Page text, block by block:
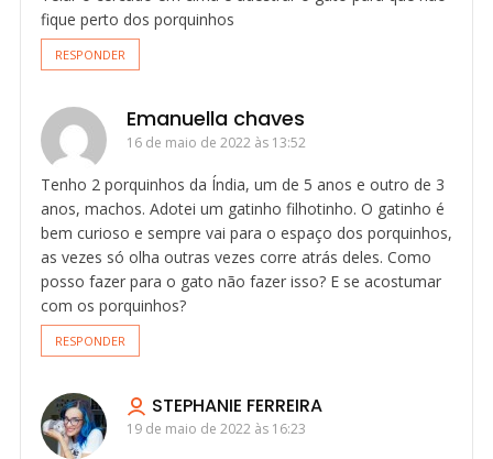
fique perto dos porquinhos
RESPONDER
Emanuella chaves
16 de maio de 2022 às 13:52
Tenho 2 porquinhos da Índia, um de 5 anos e outro de 3
anos, machos. Adotei um gatinho filhotinho. O gatinho é
bem curioso e sempre vai para o espaço dos porquinhos,
as vezes só olha outras vezes corre atrás deles. Como
posso fazer para o gato não fazer isso? E se acostumar
com os porquinhos?
RESPONDER
STEPHANIE FERREIRA
19 de maio de 2022 às 16:23